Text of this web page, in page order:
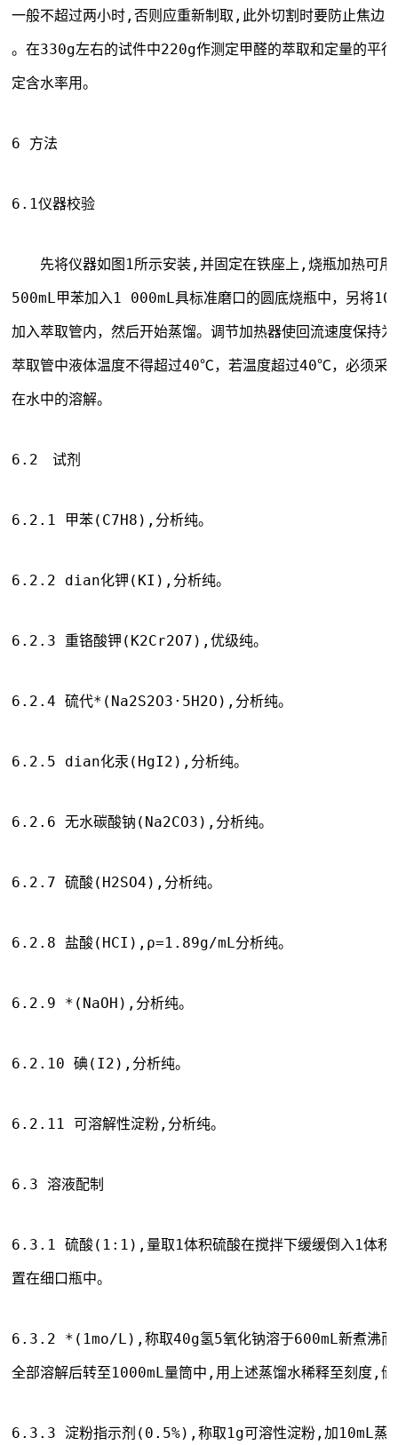
一般不超过两小时,否则应重新制取,此外切割时要防止焦边,
。在330g左右的试件中220g作测定甲醛的萃取和定量的平
定含水率用。
6 方法
6.1仪器校验
先将仪器如图1所示安装,并固定在铁座上,烧瓶加热可用
500mL甲苯加入1 000mL具标准磨口的圆底烧瓶中，另将
加入萃取管内，然后开始蒸馏。调节加热器使回流速度保持
萃取管中液体温度不得超过40℃，若温度超过40℃，必须采
在水中的溶解。
6.2　试剂
6.2.1 甲苯(C7H8),分析纯。
6.2.2 dian化钾(KI),分析纯。
6.2.3 重铬酸钾(K2Cr2O7),优级纯。
6.2.4 硫代*(Na2S2O3·5H2O),分析纯。
6.2.5 dian化汞(HgI2),分析纯。
6.2.6 无水碳酸钠(Na2CO3),分析纯。
6.2.7 硫酸(H2SO4),分析纯。
6.2.8 盐酸(HCI),ρ=1.89g/mL分析纯。
6.2.9 *(NaOH),分析纯。
6.2.10 碘(I2),分析纯。
6.2.11 可溶解性淀粉,分析纯。
6.3 溶液配制
6.3.1 硫酸(1:1),量取1体积硫酸在搅拌下缓缓倒入1体积
置在细口瓶中。
6.3.2 *(1mo/L),称取40g氢5氧化钠溶于600mL新煮沸而
全部溶解后转至1000mL量筒中,用上述蒸馏水稀释至刻度,
6.3.3 淀粉指示剂(0.5%),称取1g可溶性淀粉,加10mL蒸